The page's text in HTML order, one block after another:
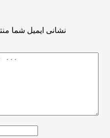
نشانی ایمیل شما